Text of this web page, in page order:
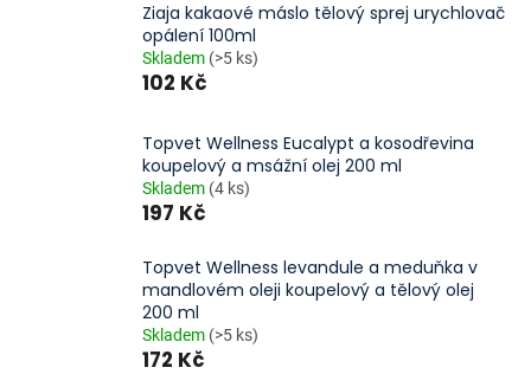
Ziaja kakaové máslo tělový sprej urychlovač
opálení 100ml
Skladem (>5 ks)
102 Kč
Topvet Wellness Eucalypt a kosodřevina
koupelový a msážní olej 200 ml
Skladem (4 ks)
197 Kč
Topvet Wellness levandule a meduňka v
mandlovém oleji koupelový a tělový olej
200 ml
Skladem (>5 ks)
172 Kč